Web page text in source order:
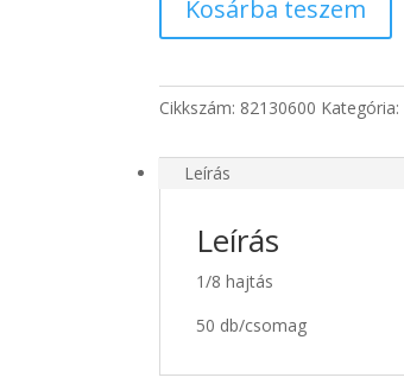
33x33
mennyiség
Kosárba teszem
Cikkszám: 82130600 Kategória:
Leírás
Leírás
1/8 hajtás
50 db/csomag